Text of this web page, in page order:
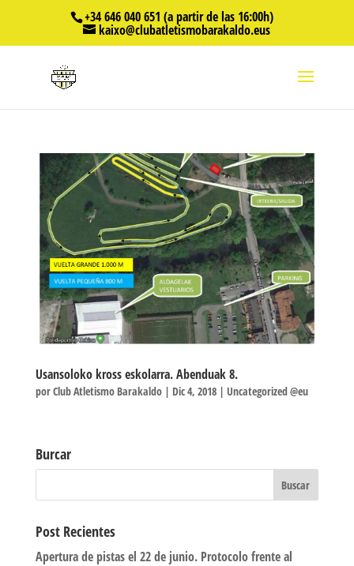
+34 646 040 651 (a partir de las 16:00h)
kaixo@clubatletismobarakaldo.eus
Usansoloko kross eskolarra. Abenduak 8.
porClub Atletismo Barakaldo| Dic 4, 2018| Uncategorized @eu
Burcar
Post Recientes
Apertura de pistas el 22 de junio. Protocolo frente al